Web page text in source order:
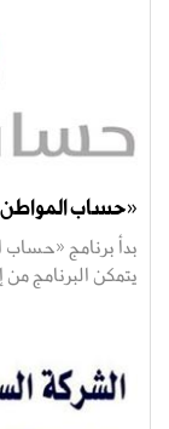
«حساب
بدأ برنامج «حساب
يتمكن البرنامج من